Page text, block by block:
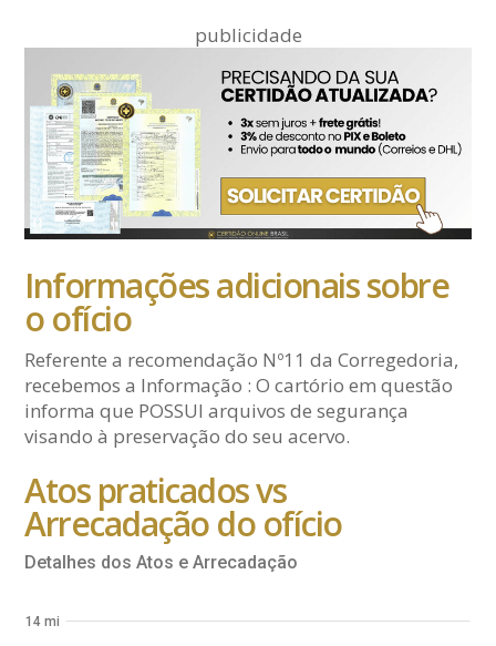
publicidade
Informações adicionais sobre
o ofício
Referente a recomendação Nº11 da Corregedoria,
recebemos a Informação : O cartório em questão
informa que POSSUI arquivos de segurança
visando à preservação do seu acervo.
Atos praticados vs
Arrecadação do ofício
Detalhes dos Atos e Arrecadação
14 mi